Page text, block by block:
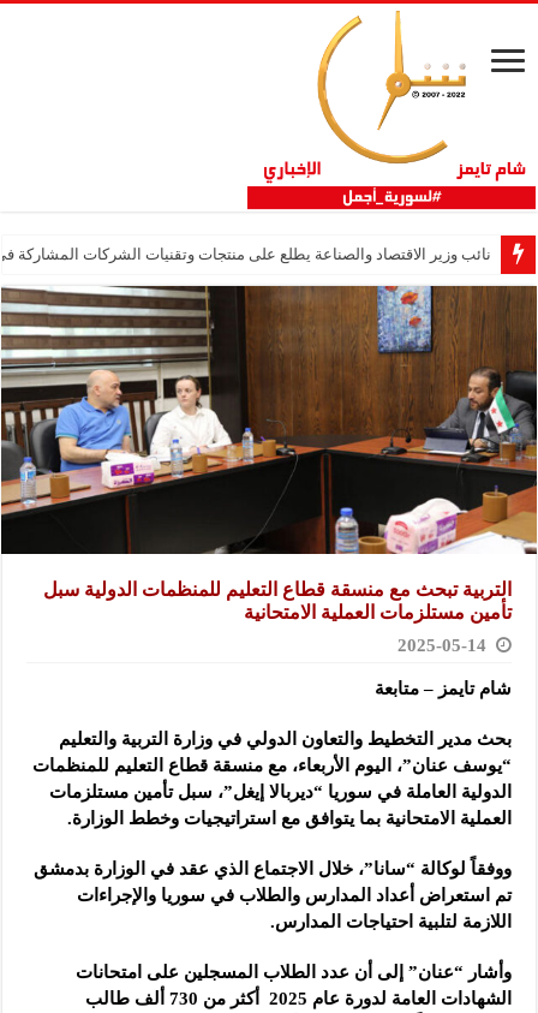
نائب وزير الاقتصاد والصناعة يطلع على منتجات وتقنيات الشركات المشاركة في
التربية تبحث مع منسقة قطاع التعليم للمنظمات الدولية سبل
تأمين مستلزمات العملية الامتحانية
2025-05-14
شام تايمز – متابعة
بحث مدير التخطيط والتعاون الدولي في وزارة التربية والتعليم
“يوسف عنان”، اليوم الأربعاء، مع منسقة قطاع التعليم للمنظمات
الدولية العاملة في سوريا “ديربالا إيغل”، سبل تأمين مستلزمات
العملية الامتحانية بما يتوافق مع استراتيجيات وخطط الوزارة.
ووفقاً لوكالة “سانا”، خلال الاجتماع الذي عقد في الوزارة بدمشق
تم استعراض أعداد المدارس والطلاب في سوريا والإجراءات
اللازمة لتلبية احتياجات المدارس.
وأشار “عنان” إلى أن عدد الطلاب المسجلين على امتحانات
الشهادات العامة لدورة عام 2025 أكثر من 730 ألف طالب